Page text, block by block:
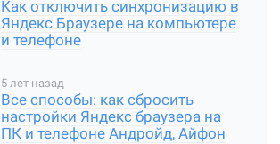
Как отключить синхронизацию в
Яндекс Браузере на компьютере
и телефоне
5 лет назад
Все способы: как сбросить
настройки Яндекс браузера на
ПК и телефоне Андройд, Айфон